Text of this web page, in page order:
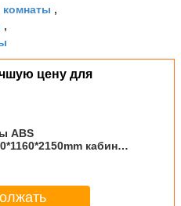
,
,
цену для
ABS
кабин